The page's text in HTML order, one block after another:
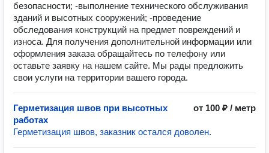
безопасности; -выполнение технического обслуживания
зданий и высотных сооружений; -проведение
обследования конструкций на предмет повреждений и
износа. Для получения дополнительной информации или
оформления заказа обращайтесь по телефону или
оставьте заявку на нашем сайте. Мы рады предложить
свои услуги на территории вашего города.
Герметизация швов при высотных
работах
от 100 ₽ / метр
Герметизация швов, заказник остался доволен.